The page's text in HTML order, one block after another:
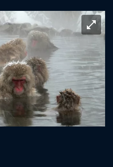
Bild